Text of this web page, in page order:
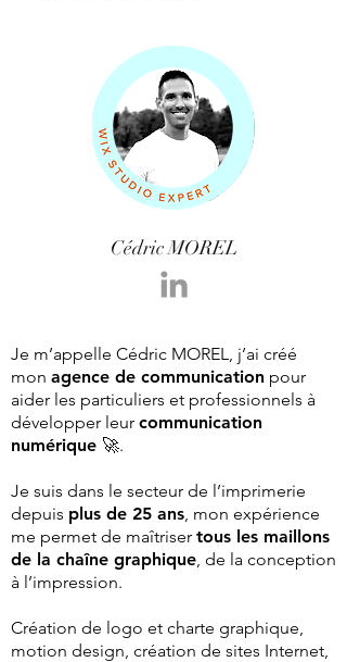
CédricMOREL
Je m’appelle Cédric MOREL, j’ai créé
mon agence de communication pour
aider les particuliers et professionnels à
développer leur communication
numérique 🚀.
Je suis dans le secteur de l’imprimerie
depuis plus de 25 ans, mon expérience
me permet de maîtriser tous les maillons
de la chaîne graphique, de la conception
à l’impression.
Création de logo et charte graphique,
motion design, création de sites Internet,